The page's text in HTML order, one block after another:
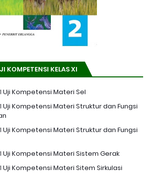
KOMPETENSI KELAS XI
Kompetensi Materi Sel
Kompetensi Materi Struktur dan Fungsi
Kompetensi Materi Struktur dan Fungsi
Kompetensi Materi Sistem Gerak
Kompetensi Materi Sitem Sirkulasi